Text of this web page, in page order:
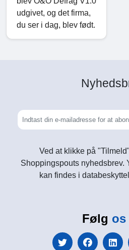
udgivet, og det firma,
du ser i dag, blev født.
Ved at klikke på
Shoppingspouts nyhedsbrev.
kan findes i
Følg os